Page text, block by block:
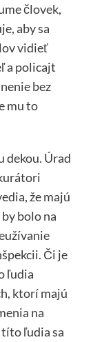
človek,
aby sa
vidieť
a policajt
bez
mu to
dekou. Úrad
že majú
bolo na
Či je
ľudia
ktorí majú
na
ľudia sa